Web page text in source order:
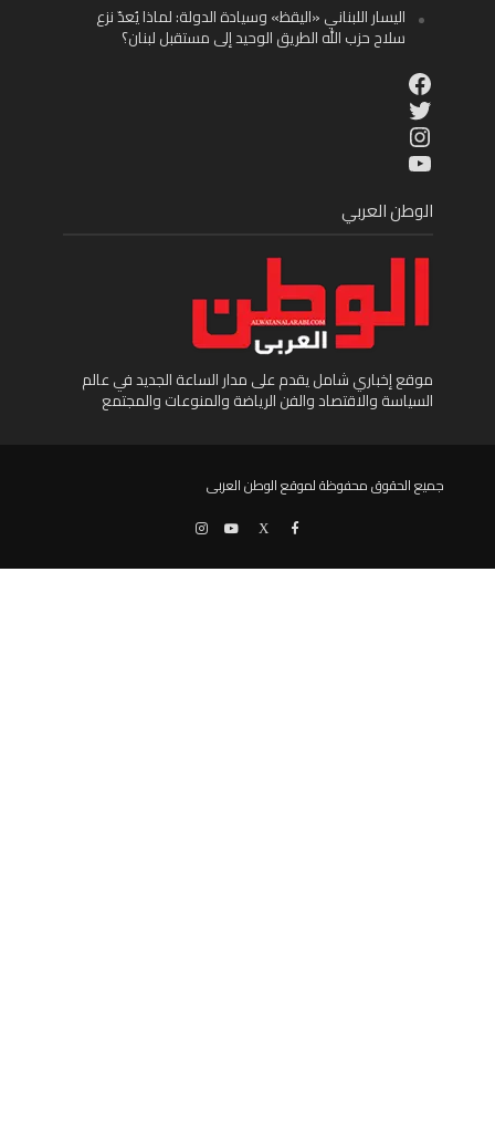
اليسار اللبناني «اليقظ» وسيادة الدولة: لماذا يُعدّ نزع
سلاح حزب الله الطريق الوحيد إلى مستقبل لبنان؟
Facebook
Twitter
Instagram
YouTube
الوطن العربي
موقع إخباري شامل يقدم على مدار الساعة الجديد في عالم
السياسة والاقتصاد والفن الرياضة والمنوعات والمجتمع
جميع الحقوق محفوظة لموقع الوطن العربى